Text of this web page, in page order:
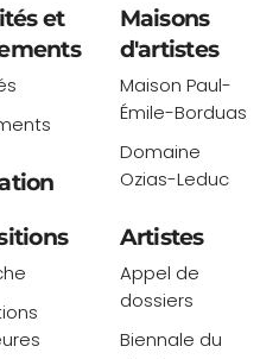
et
Maisons
d'artistes
Maison Paul-
Émile-Borduas
Domaine
Ozias-Leduc
Artistes
Appel de
dossiers
Biennale du